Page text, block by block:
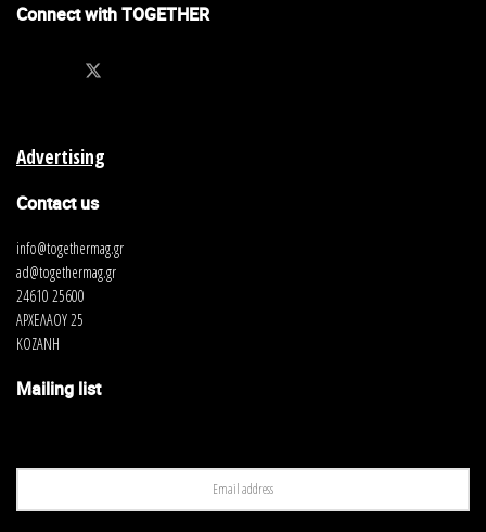
Connect with TOGETHER
Advertising
Contact us
info@togethermag.gr
ad@togethermag.gr
24610 25600
ΑΡΧΕΛΑΟΥ 25
ΚΟΖΑΝΗ
Mailing list